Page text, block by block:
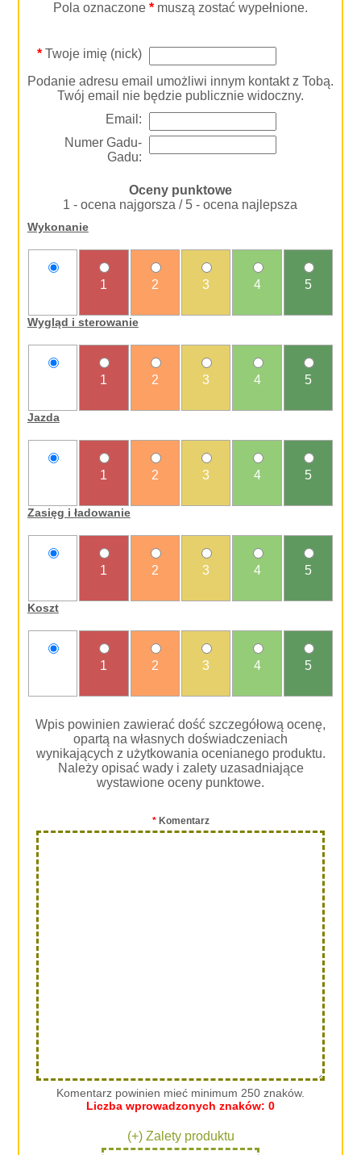
Pola oznaczone * muszą zostać wypełnione.
*Twoje imię (nick)
Podanie adresu email umożliwi innym kontakt z Tobą.
Twój email nie będzie publicznie widoczny.
Email:
Numer Gadu-
Gadu:
Oceny punktowe
1 - ocena najgorsza / 5 - ocena najlepsza
Wykonanie
1 2 3 4 5
Wygląd i sterowanie
1 2 3 4 5
Jazda
1 2 3 4 5
Zasięg i ładowanie
1 2 3 4 5
Koszt
1 2 3 4 5
Wpis powinien zawierać dość szczegółową ocenę,
opartą na własnych doświadczeniach
wynikających z użytkowania ocenianego produktu.
Należy opisać wady i zalety uzasadniające
wystawione oceny punktowe.
*Komentarz
Komentarz powinien mieć minimum 250 znaków.
Liczba wprowadzonych znaków: 0
(+) Zalety produktu